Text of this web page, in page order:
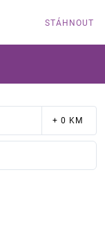
STÁHNOUT
+ 0 KM